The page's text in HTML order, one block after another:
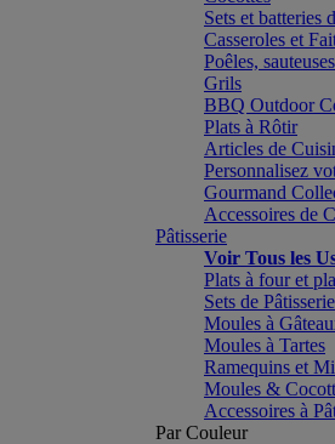
Sets et batteries
Casseroles et
Poêles,
Grils
BBQ Outdoor
Plats à Rôtir
Articles de
Personnalisez
Gourmand
Accessoires de
Pâtisserie
Voir Tous les
Plats à four et
Sets de Pâtisserie
Moules à
Moules à Tartes
Ramequins et
Moules &
Accessoires à
Par Couleur